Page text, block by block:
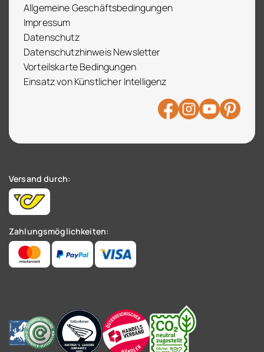
Allgemeine Geschäftsbedingungen
Impressum
Datenschutz
Datenschutzhinweis Newsletter
Vorteilskarte Bedingungen
Einsatz von Künstlicher Intelligenz
Versand durch:
Zahlungsmöglichkeiten: